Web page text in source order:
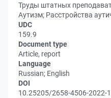
Труды штатных
Аутизм; Расстройства
UDC
159.9
Document type
Article, report
Language
Russian; English
DOI
10.25205/2658-4506-2022-